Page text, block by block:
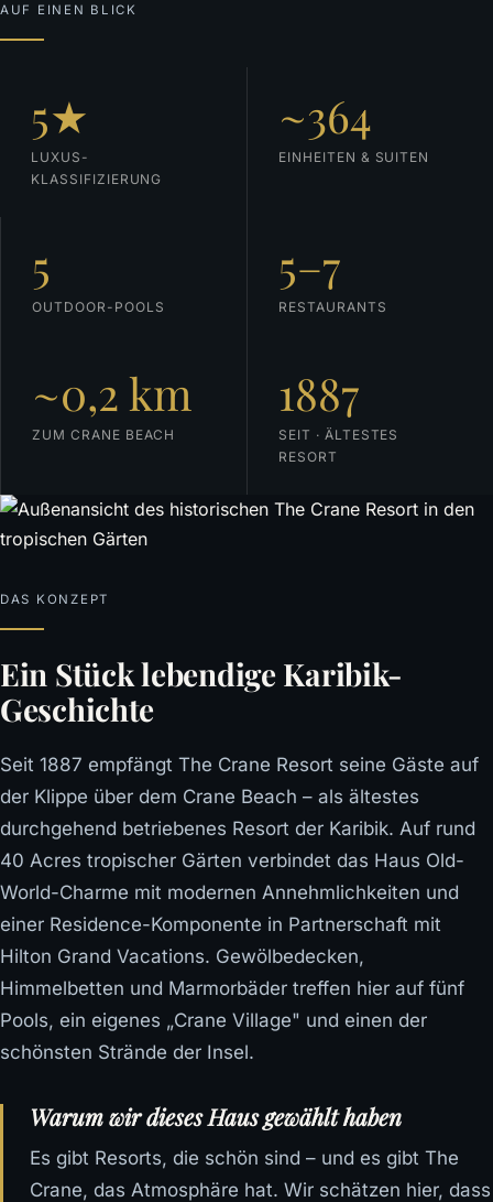
AUF EINEN BLICK
5★
LUXUS-
KLASSIFIZIERUNG
~364
EINHEITEN & SUITEN
5
OUTDOOR-POOLS
5–7
RESTAURANTS
~0,2 km
ZUM CRANE BEACH
1887
SEIT · ÄLTESTES
RESORT
DAS KONZEPT
Ein Stück lebendige Karibik-
Geschichte
Seit 1887 empfängt The Crane Resort seine Gäste auf
der Klippe über dem Crane Beach – als ältestes
durchgehend betriebenes Resort der Karibik. Auf rund
40 Acres tropischer Gärten verbindet das Haus Old-
World-Charme mit modernen Annehmlichkeiten und
einer Residence-Komponente in Partnerschaft mit
Hilton Grand Vacations. Gewölbedecken,
Himmelbetten und Marmorbäder treffen hier auf fünf
Pools, ein eigenes „Crane Village" und einen der
schönsten Strände der Insel.
Warum wir dieses Haus gewählt haben
Es gibt Resorts, die schön sind – und es gibt The
Crane, das Atmosphäre hat. Wir schätzen hier, dass